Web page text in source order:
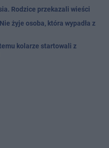
Rodzice przekazali wieści
żyje osoba, która wypadła z
kolarze startowali z